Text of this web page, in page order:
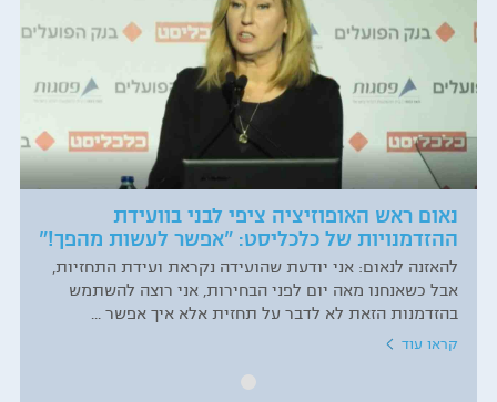
נאום ראש האופוזיציה ציפי לבני בוועידת
ההזדמנויות של כלכליסט: "אפשר לעשות מהפך!"
להאזנה לנאום: אני יודעת שהועידה נקראת ועידת התחזיות,
אבל כשאנחנו מאה יום לפני הבחירות, אני רוצה להשתמש
בהזדמנות הזאת לא לדבר על תחזית אלא איך אפשר ...
קראו עוד